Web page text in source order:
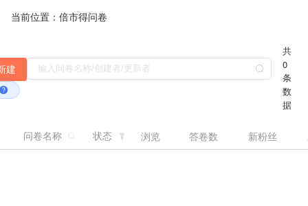
当前位置： 倍市得问卷
建
共
0
条
数
据
问卷名称 状态 浏览 答卷数 新粉丝